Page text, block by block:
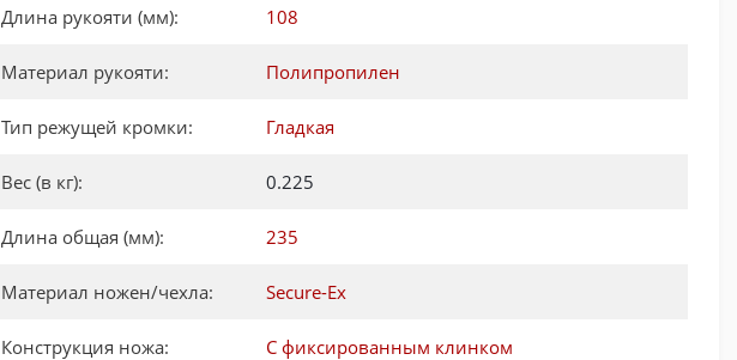
Длина рукояти (мм): 108
Материал рукояти: Полипропилен
Тип режущей кромки: Гладкая
Вес (в кг): 0.225
Длина общая (мм): 235
Материал ножен/чехла: Secure-Ex
Конструкция ножа: С фиксированным клинком